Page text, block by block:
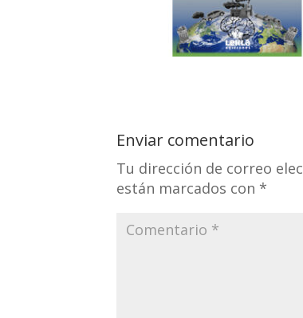
Enviar comentario
Tu dirección de correo
están marcados con *